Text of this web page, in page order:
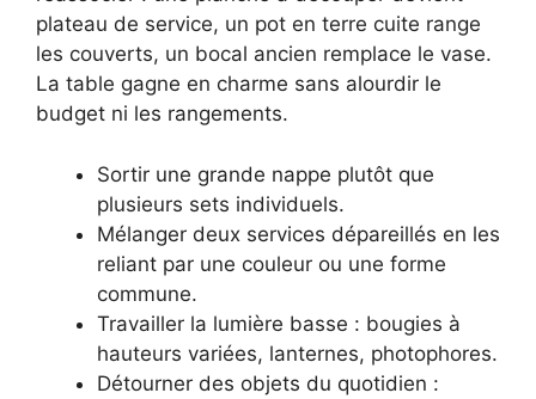
plateau de service, un pot en terre cuite range
les couverts, un bocal ancien remplace le vase.
La table gagne en charme sans alourdir le
budget ni les rangements.
Sortir une grande nappe plutôt que
plusieurs sets individuels.
Mélanger deux services dépareillés en les
reliant par une couleur ou une forme
commune.
Travailler la lumière basse : bougies à
hauteurs variées, lanternes, photophores.
Détourner des objets du quotidien :